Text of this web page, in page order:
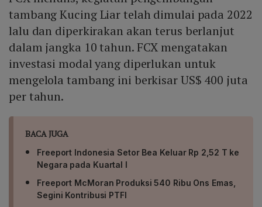
tambang Kucing Liar telah dimulai pada 2022
lalu dan diperkirakan akan terus berlanjut
dalam jangka 10 tahun. FCX mengatakan
investasi modal yang diperlukan untuk
mengelola tambang ini berkisar US$ 400 juta
per tahun.
BACA JUGA
Freeport Indonesia Setor Bea Keluar Rp 2,52 T ke
Negara pada Kuartal I
Freeport McMoran Produksi 540 Ribu Ons Emas,
Segini Kontribusi PTFI